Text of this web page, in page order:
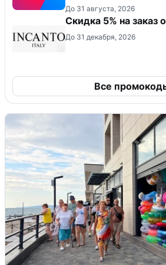
До 31 августа, 2026
Скидка 5% на заказ
До 31 декабря, 2026
Все